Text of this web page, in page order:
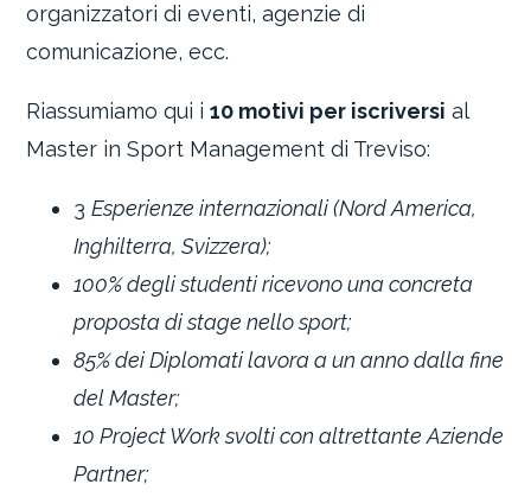
organizzatori di eventi, agenzie di
comunicazione, ecc.
Riassumiamo qui i10 motivi per iscriversi al
Master in Sport Management di Treviso:
3Esperienze internazionali (Nord America,
Inghilterra, Svizzera);
100% degli studenti ricevono una concreta
proposta di stage nello sport;
85% dei Diplomati lavora a un anno dalla fine
del Master;
10 Project Work svolti con altrettante Aziende
Partner;